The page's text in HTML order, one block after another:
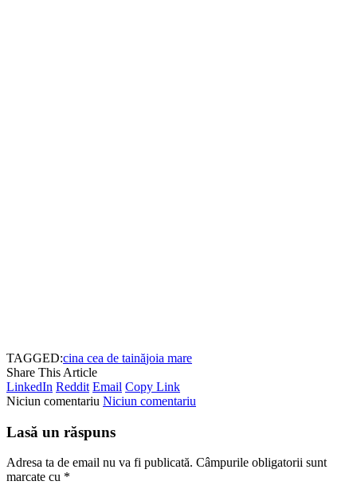
TAGGED:cina cea de tainăjoia mare
Share This Article
LinkedIn Reddit Email Copy Link
Niciun comentariu Niciun comentariu
Lasă un răspuns
Adresa ta de email nu va fi publicată. Câmpurile obligatorii sunt
marcate cu *